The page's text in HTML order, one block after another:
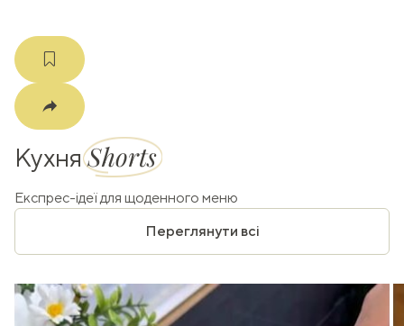
КухняShorts
Експрес-ідеї для щоденного меню
Переглянути всі